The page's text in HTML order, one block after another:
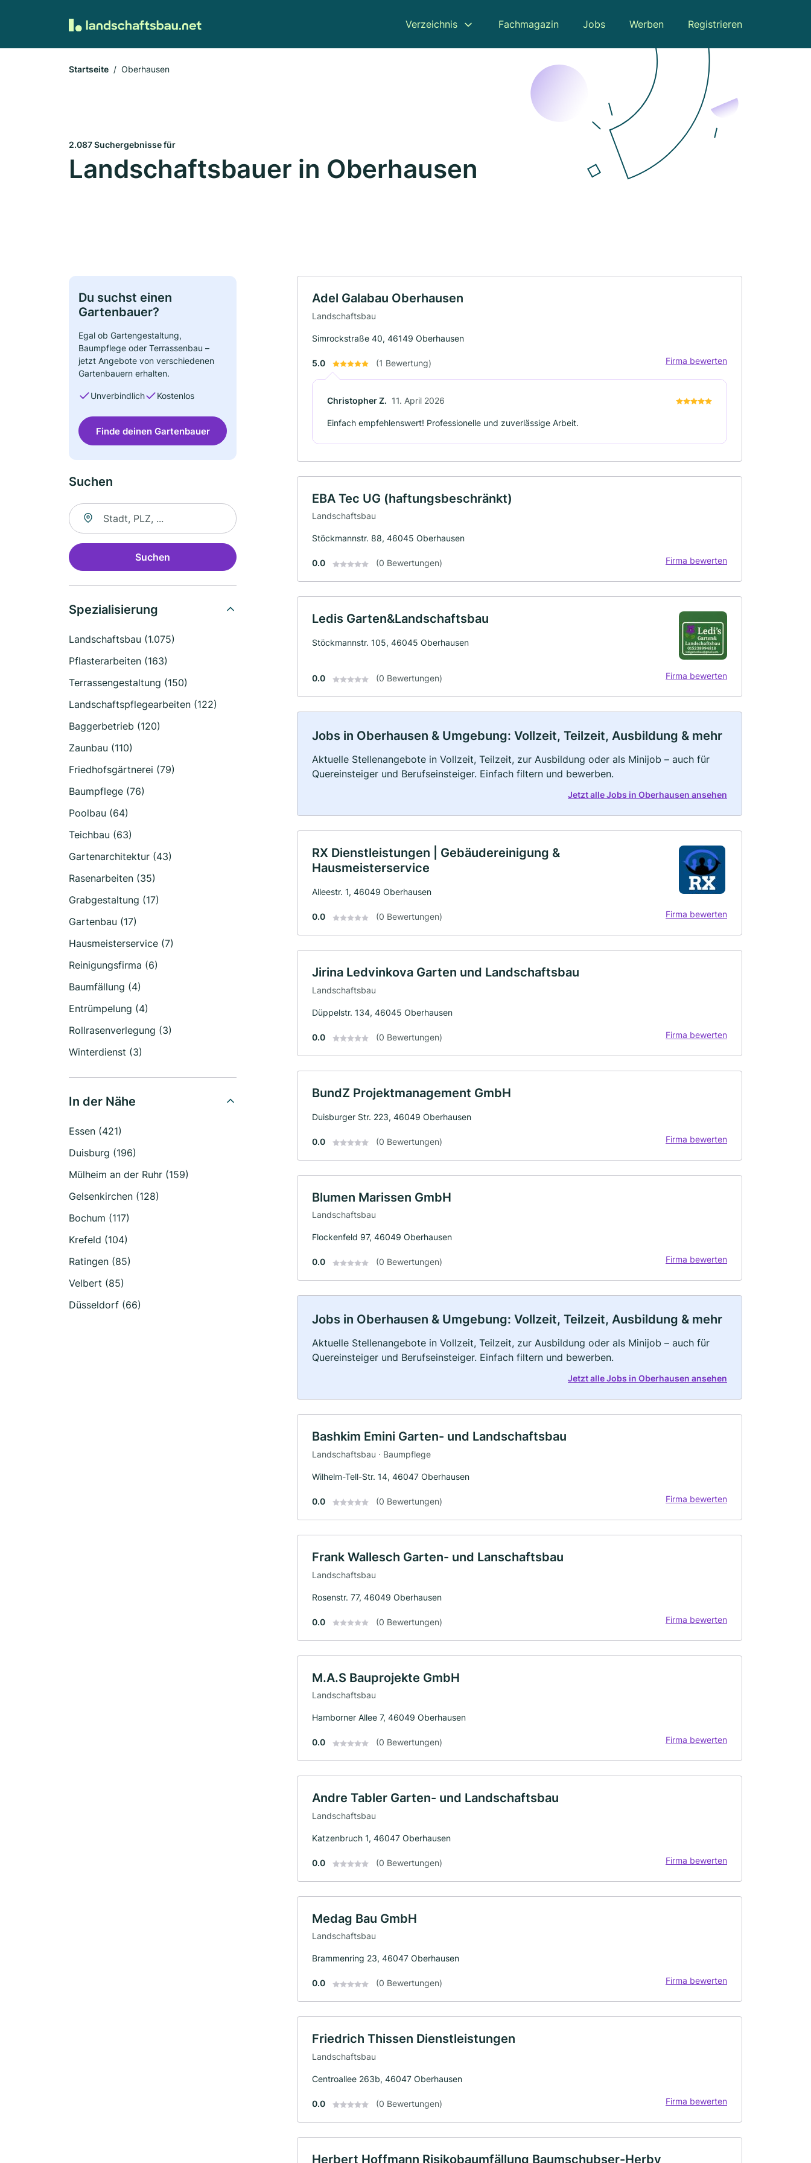
Verzeichnis Fachmagazin Jobs Werben Registrieren
Startseite Oberhausen
2.087 Suchergebnisse für
Landschaftsbauer in Oberhausen
Du suchst einen
Gartenbauer?
Egal ob Gartengestaltung,
Baumpflege oder Terrassenbau –
jetzt Angebote von verschiedenen
Gartenbauern erhalten.
Unverbindlich Kostenlos
Finde deinen Gartenbauer
Suchen
Suche nach Ort
Suchen
Spezialisierung
Landschaftsbau (1.075)
Pflasterarbeiten (163)
Terrassengestaltung (150)
Landschaftspflegearbeiten (122)
Baggerbetrieb (120)
Zaunbau (110)
Friedhofsgärtnerei (79)
Baumpflege (76)
Poolbau (64)
Teichbau (63)
Gartenarchitektur (43)
Rasenarbeiten (35)
Grabgestaltung (17)
Gartenbau (17)
Hausmeisterservice (7)
Reinigungsfirma (6)
Baumfällung (4)
Entrümpelung (4)
Rollrasenverlegung (3)
Winterdienst (3)
In der Nähe
Essen (421)
Duisburg (196)
Mülheim an der Ruhr (159)
Gelsenkirchen (128)
Bochum (117)
Krefeld (104)
Ratingen (85)
Velbert (85)
Düsseldorf (66)
Adel Galabau Oberhausen
Landschaftsbau
Simrockstraße 40, 46149 Oberhausen
5.0 (1 Bewertung) Firma bewerten
Christopher Z. 11. April 2026
Einfach empfehlenswert! Professionelle und zuverlässige Arbeit.
EBA Tec UG (haftungsbeschränkt)
Landschaftsbau
Stöckmannstr. 88, 46045 Oberhausen
0.0 (0 Bewertungen) Firma bewerten
Ledis Garten&Landschaftsbau
Stöckmannstr. 105, 46045 Oberhausen
0.0 (0 Bewertungen) Firma bewerten
Jobs in Oberhausen & Umgebung: Vollzeit, Teilzeit, Ausbildung & mehr
Aktuelle Stellenangebote in Vollzeit, Teilzeit, zur Ausbildung oder als Minijob – auch für
Quereinsteiger und Berufseinsteiger. Einfach filtern und bewerben.
Jetzt alle Jobs in Oberhausen ansehen
RX Dienstleistungen | Gebäudereinigung &
Hausmeisterservice
Alleestr. 1, 46049 Oberhausen
0.0 (0 Bewertungen) Firma bewerten
Jirina Ledvinkova Garten und Landschaftsbau
Landschaftsbau
Düppelstr. 134, 46045 Oberhausen
0.0 (0 Bewertungen) Firma bewerten
BundZ Projektmanagement GmbH
Duisburger Str. 223, 46049 Oberhausen
0.0 (0 Bewertungen) Firma bewerten
Blumen Marissen GmbH
Landschaftsbau
Flockenfeld 97, 46049 Oberhausen
0.0 (0 Bewertungen) Firma bewerten
Jobs in Oberhausen & Umgebung: Vollzeit, Teilzeit, Ausbildung & mehr
Aktuelle Stellenangebote in Vollzeit, Teilzeit, zur Ausbildung oder als Minijob – auch für
Quereinsteiger und Berufseinsteiger. Einfach filtern und bewerben.
Jetzt alle Jobs in Oberhausen ansehen
Bashkim Emini Garten- und Landschaftsbau
Landschaftsbau · Baumpflege
Wilhelm-Tell-Str. 14, 46047 Oberhausen
0.0 (0 Bewertungen) Firma bewerten
Frank Wallesch Garten- und Lanschaftsbau
Landschaftsbau
Rosenstr. 77, 46049 Oberhausen
0.0 (0 Bewertungen) Firma bewerten
M.A.S Bauprojekte GmbH
Landschaftsbau
Hamborner Allee 7, 46049 Oberhausen
0.0 (0 Bewertungen) Firma bewerten
Andre Tabler Garten- und Landschaftsbau
Landschaftsbau
Katzenbruch 1, 46047 Oberhausen
0.0 (0 Bewertungen) Firma bewerten
Medag Bau GmbH
Landschaftsbau
Brammenring 23, 46047 Oberhausen
0.0 (0 Bewertungen) Firma bewerten
Friedrich Thissen Dienstleistungen
Landschaftsbau
Centroallee 263b, 46047 Oberhausen
0.0 (0 Bewertungen) Firma bewerten
Herbert Hoffmann Risikobaumfällung Baumschubser-Herby